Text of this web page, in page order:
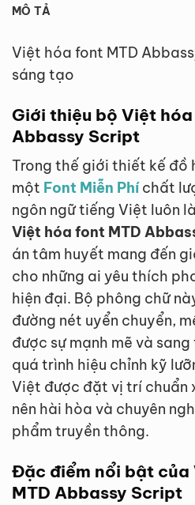
MÔ TẢ
Việt hóa font MTD
sáng tạo
Giới thiệu bộ Việt
Abbassy Script
Trong thế giới thiết kế đồ
một Font Miễn Phíchất
ngôn ngữ tiếng Việt luôn
Việt hóa font MTD
án tâm huyết mang đến
cho những ai yêu thích
hiện đại. Bộ phông chữ
đường nét uyển chuyển,
được sự mạnh mẽ và
quá trình hiệu chỉnh kỹ
Việt được đặt vị trí chuẩn
nên hài hòa và chuyên
phẩm truyền thông.
Đặc điểm nổi bật
MTD Abbassy Script